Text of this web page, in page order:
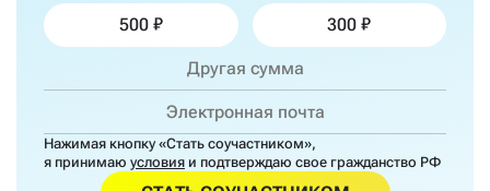
500 300
Нажимая кнопку «Стать соучастником»,
я принимаю условия и подтверждаю свое гражданство РФ